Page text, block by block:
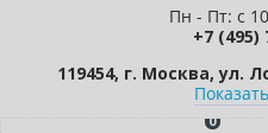
Пн - Пт: с
+7 (495)
119454, г. Москва, ул.
0